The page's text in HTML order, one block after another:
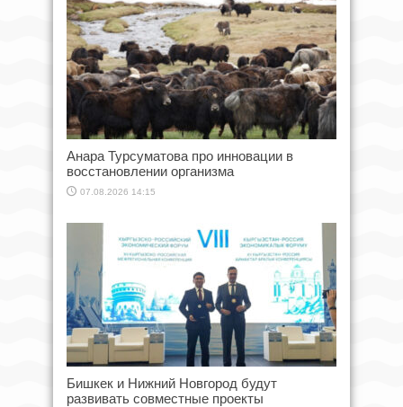
Анара Турсуматова про инновации в
восстановлении организма
07.08.2026 14:15
Бишкек и Нижний Новгород будут
развивать совместные проекты